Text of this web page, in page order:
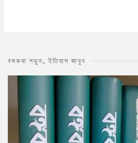
বঙ্গকথা পড়ুন, ইতিহাস জানুন